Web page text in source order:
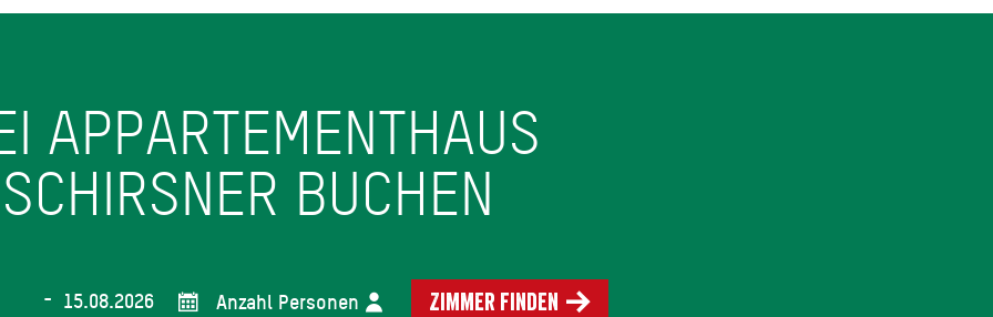
APPARTEMENTHAUS
SCHIRSNER BUCHEN
- Anzahl Personen Zimmer finden